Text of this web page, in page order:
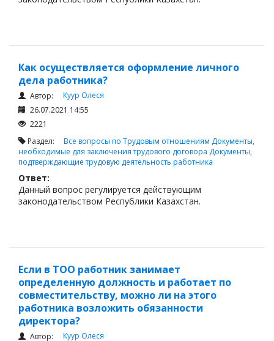
Как осуществляется оформление личного
дела работника?
Автор:
Куур Олеся
26.07.2021 14:55
2221
Раздел: Все вопросы по Трудовым отношениям Документы,
необходимые для заключения трудового договора Документы,
подтверждающие трудовую деятельность работника
Ответ:
Данный вопрос регулируется действующим
законодательством Республики Казахстан.
Если в ТОО работник занимает
определенную должность и работает по
совместительству, можно ли на этого
работника возложить обязанности
директора?
Автор: Куур Олеся